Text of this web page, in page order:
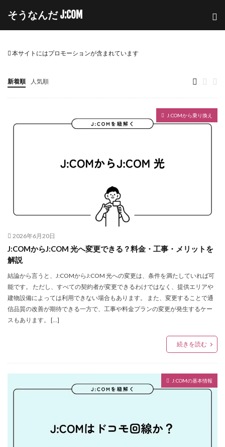
そうなんだ J:COM
本サイトにはプロモーションが含まれています
新着順 人気順
J:COMから乗り換え
2026年6月20日
J:COMからJ:COM 光へ変更できる？料金・工事・メリットを
解説
結論から言うと、J:COMからJ:COM 光への変更は、条件を満たしていれば可
能です。 ただし、すべての契約者が変更できるわけではなく、提供エリアや
建物設備によっては利用できない場合もあります。 また、変更することで通
信品質の改善が期待できる一方で、工事や料金プランの変更が発生するケー
スもあります。 […]
続きを読む
J:COMの基本情報